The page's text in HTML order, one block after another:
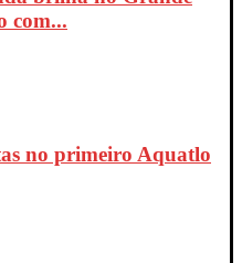
com...
no primeiro Aquatlo